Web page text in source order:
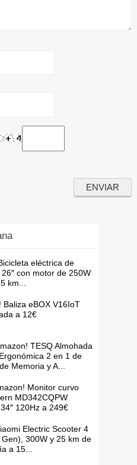
eléctrica de
con motor de 250W
km...
Baliza eBOX V16IoT
a 12€
TESQ Almohada
2 en 1 de
Memoria y A...
Monitor curvo
MD342CQPW
120Hz a 249€
Electric Scooter 4
300W y 25 km de
a 15...